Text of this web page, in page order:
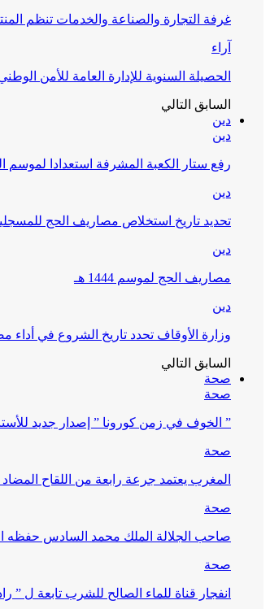
غرفة التجارة والصناعة والخدمات تنظم
آراء
الحصيلة السنوية للإدارة العامة للأمن الوطني
السابق التالي
دين
دين
رفع ستار الكعبة المشرفة استعدادا لموسم
دين
تحديد تاريخ استخلاص مصاريف الحج للمسجلين
دين
مصاريف الحج لموسم 1444 هـ
دين
وزارة الأوقاف تحدد تاريخ الشروع في أداء
السابق التالي
صحة
صحة
” الخوف في زمن كورونا ” إصدار جديد
صحة
المغرب يعتمد جرعة رابعة من اللقاح المضاد لكورونا لدى
صحة
صاحب الجلالة الملك محمد السادس حفظه الله
صحة
انفجار قناة للماء الصالح للشرب تابعة ل